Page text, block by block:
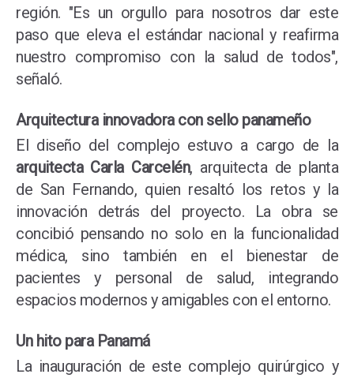
región. "Es un orgullo para nosotros dar este
paso que eleva el estándar nacional y reafirma
nuestro compromiso con la salud de todos",
señaló.
Arquitectura innovadora con sello panameño
El diseño del complejo estuvo a cargo de la
arquitecta Carla Carcelén, arquitecta de planta
de San Fernando, quien resaltó los retos y la
innovación detrás del proyecto. La obra se
concibió pensando no solo en la funcionalidad
médica, sino también en el bienestar de
pacientes y personal de salud, integrando
espacios modernos y amigables con el entorno.
Un hito para Panamá
La inauguración de este complejo quirúrgico y